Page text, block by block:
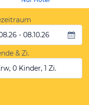
- 08.10.26
& Zi.
0 Kinder, 1 Zi.